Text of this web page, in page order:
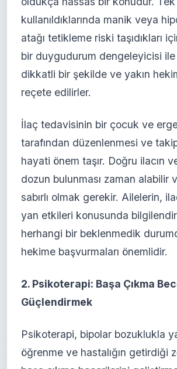
kullanıldıklarında manik veya
atağı tetikleme riski taşıdıkları
bir duygudurum dengeleyicisi
dikkatli bir şekilde ve yakın
reçete edilirler.
İlaç tedavisinin bir çocuk ve
tarafından düzenlenmesi ve
hayati önem taşır. Doğru ilacın
dozun bulunması zaman alabilir
sabırlı olmak gerekir. Ailelerin,
yan etkileri konusunda
herhangi bir beklenmedik
hekime başvurmaları önemlidir.
2. Psikoterapi: Başa Çıkma
Güçlendirmek
Psikoterapi, bipolar bozuklukla
öğrenme ve hastalığın getirdiği